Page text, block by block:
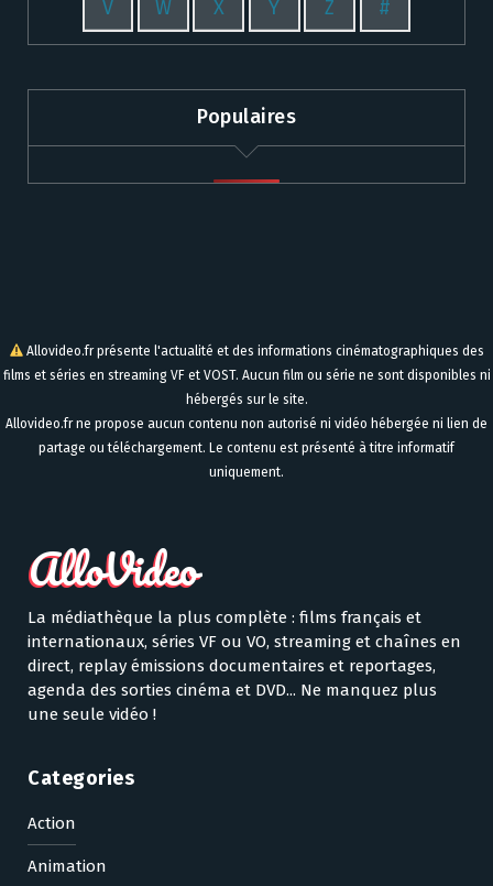
V W X Y Z #
Populaires
Allovideo.fr présente l'actualité et des informations cinématographiques des
films et séries en streaming VF et VOST. Aucun film ou série ne sont disponibles ni
hébergés sur le site.
Allovideo.fr ne propose aucun contenu non autorisé ni vidéo hébergée ni lien de
partage ou téléchargement. Le contenu est présenté à titre informatif
uniquement.
La médiathèque la plus complète : films français et
internationaux, séries VF ou VO, streaming et chaînes en
direct, replay émissions documentaires et reportages,
agenda des sorties cinéma et DVD... Ne manquez plus
une seule vidéo !
Categories
Action
Animation